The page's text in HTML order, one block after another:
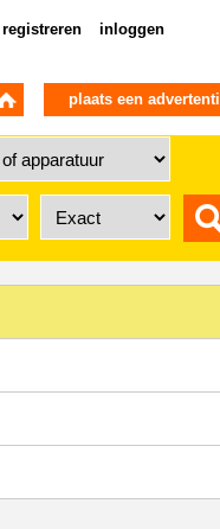
registreren inloggen
plaats een